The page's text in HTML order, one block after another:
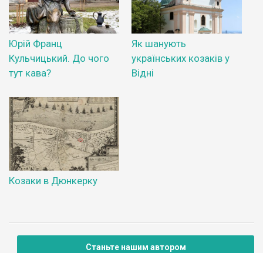
Юрій Франц
Кульчицький. До чого
тут кава?
Як шанують
українських козаків у
Відні
Козаки в Дюнкерку
Станьте нашим автором